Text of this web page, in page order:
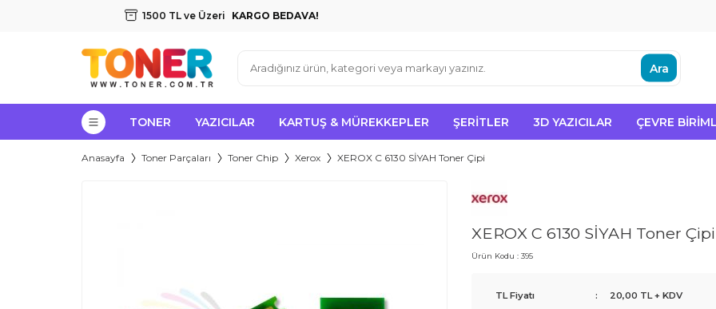
1500 TL ve Üzeri KARGO BEDAVA!
Ara
TONER YAZICILAR KARTUŞ & MÜREKKEPLER ŞERITLER 3D YAZICILAR ÇEVRE
Anasayfa Toner Parçaları Toner Chip Xerox XEROX C 6130 SİYAH Toner Çipi
XEROX C 6130 SİYAH Toner Çipi
Ürün Kodu : 395
TL Fiyatı : 20,00 TL + KDV